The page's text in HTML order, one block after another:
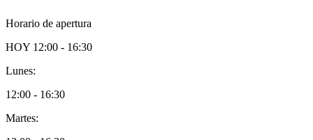
Horario de apertura
HOY 12:00 - 16:30
Lunes:
12:00 - 16:30
Martes: